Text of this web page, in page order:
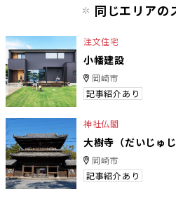
同じエリアの
注文住宅
小幡建設
岡崎市
記事紹介あり
神社仏閣
大樹寺（だいじゅじ
岡崎市
記事紹介あり